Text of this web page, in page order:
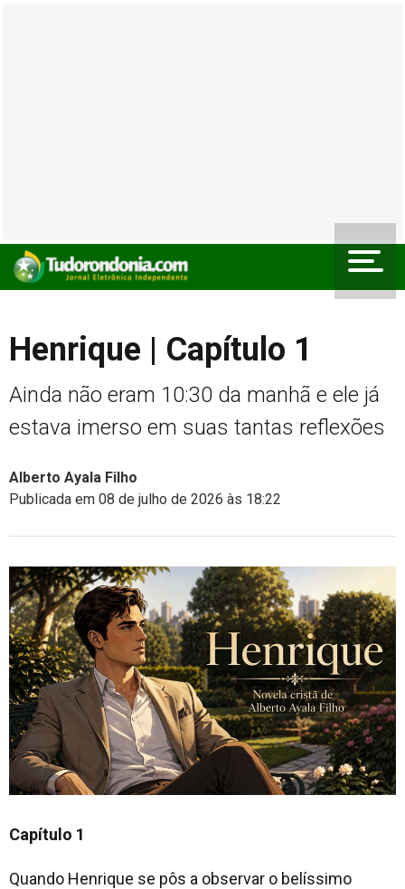
Henrique | Capítulo 1
Ainda não eram 10:30 da manhã e ele já
estava imerso em suas tantas reflexões
Alberto Ayala Filho
Publicada em 08 de julho de 2026 às 18:22
Capítulo 1
Quando Henrique se pôs a observar o belíssimo